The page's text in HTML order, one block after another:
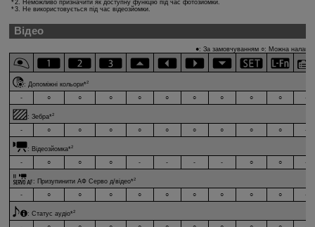
2. Неможливо призначити як доступну функцію під час фотозйомки.
3. Не використовується під час відеозйомки.
Відео
●: За замовчуванням ○: Можна
: Допоміжні кольори*2
- ○ ○ ○ ○ ○ ○ ○ ○ ○ -
:Зебра*2
- ○ ○ ○ ○ ○ ○ ○ ○ ○ -
: Відеозйомка*2
- ○ ○ ○ - - - - ○ ○ -
: Призупинити АФ Серво д/відео*2
- ○ ○ ○ ○ ○ ○ ○ ○ ○ -
:Статус аудіо*2